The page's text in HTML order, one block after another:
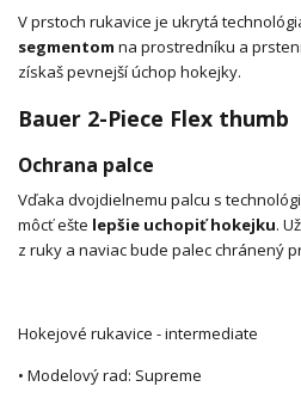
V prstoch rukavice je ukrytá
segmentom na prostredníku a
získaš pevnejší úchop hokejky.
Bauer 2-Piece Flex thumb
Ochrana palce
Vďaka dvojdielnemu palcu s
môcť ešte lepšie uchopiť hokejku.
z ruky a naviac bude palec chránený
Hokejové rukavice - intermediate
• Modelový rad: Supreme